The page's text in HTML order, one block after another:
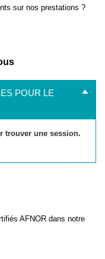
sur nos prestations ?
POUR LE
trouver une session.
AFNOR dans notre